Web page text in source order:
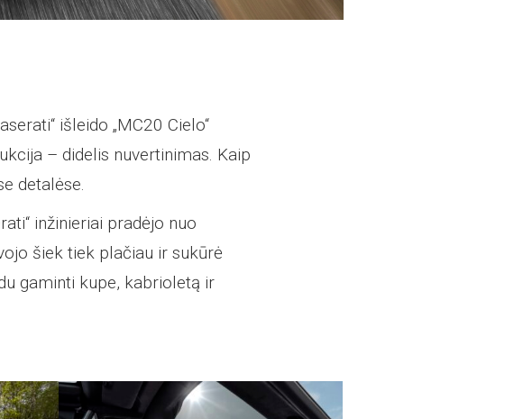
išleido „MC20 Cielo“
– didelis nuvertinimas. Kaip
detalėse.
inžinieriai pradėjo nuo
šiek tiek plačiau ir sukūrė
gaminti kupe, kabrioletą ir